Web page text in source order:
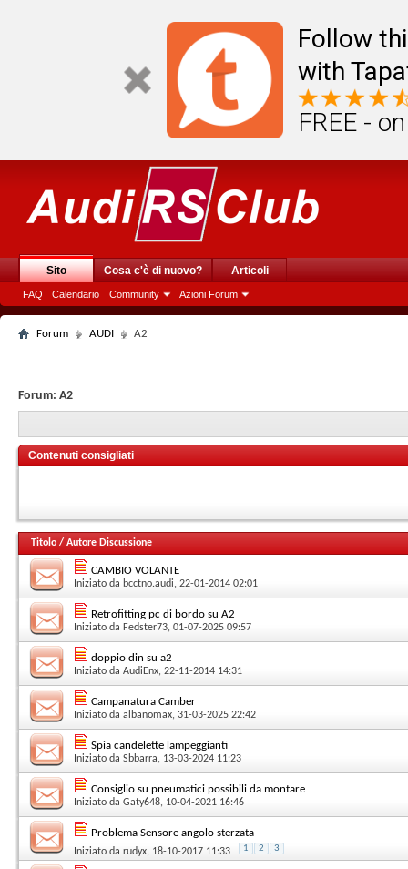
Follow
with
FREE -
Sito
FAQ Calendario Community Azioni Forum
Cosa c'è di nuovo? Articoli
Forum AUDI A2
Forum: A2
Contenuti consigliati
Titolo / Autore Discussione
CAMBIO VOLANTE
Iniziato da bcctno.audi, 22-01-2014 02:01
Retrofitting pc di bordo su A2
Iniziato da Fedster73, 01-07-2025 09:57
doppio din su a2
Iniziato da AudiEnx, 22-11-2014 14:31
Campanatura Camber
Iniziato da albanomax, 31-03-2025 22:42
Spia candelette lampeggianti
Iniziato da Sbbarra, 13-03-2024 11:23
Consiglio su pneumatici possibili da montare
Iniziato da Gaty648, 10-04-2021 16:46
Problema Sensore angolo sterzata
Iniziato da rudyx, 18-10-2017 11:33 1 2 3